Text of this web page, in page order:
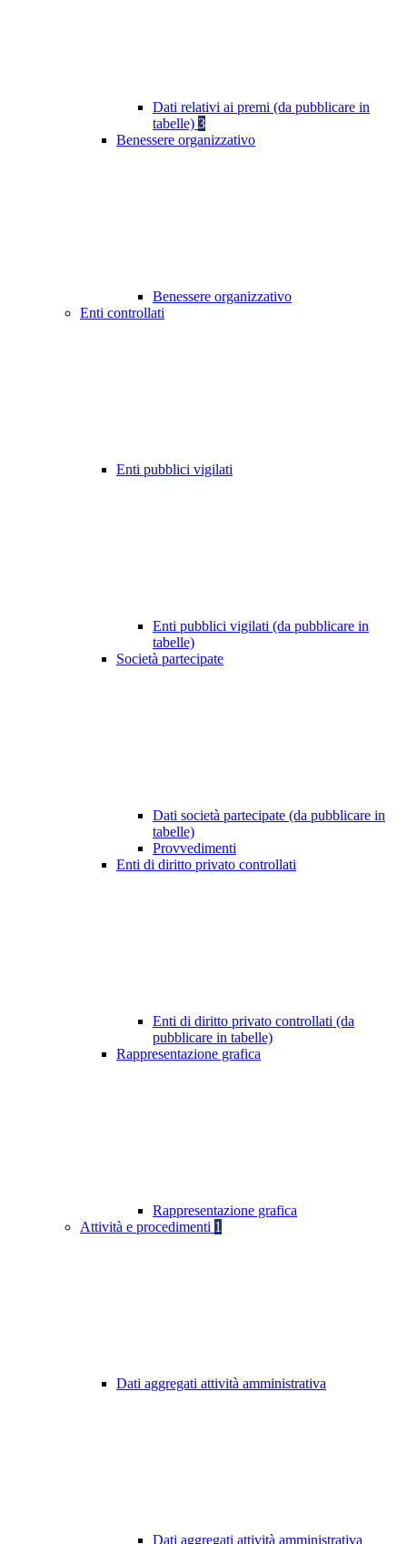
Dati relativi ai premi (da pubblicare in
tabelle) 3
Benessere organizzativo
Benessere organizzativo
Enti controllati
Enti pubblici vigilati
Enti pubblici vigilati (da pubblicare in
tabelle)
Società partecipate
Dati società partecipate (da pubblicare in
tabelle)
Provvedimenti
Enti di diritto privato controllati
Enti di diritto privato controllati (da
pubblicare in tabelle)
Rappresentazione grafica
Rappresentazione grafica
Attività e procedimenti 1
Dati aggregati attività amministrativa
Dati aggregati attività amministrativa